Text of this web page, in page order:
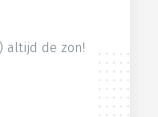
altijd de zon!